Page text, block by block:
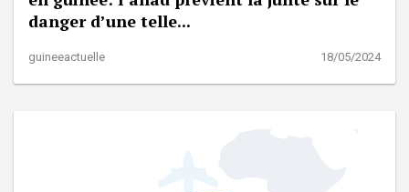
danger d’une telle...
guineeactuelle 18/05/2024